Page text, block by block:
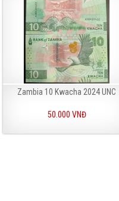
Zambia 10 Kwacha 2024 UNC
50.000 VNĐ